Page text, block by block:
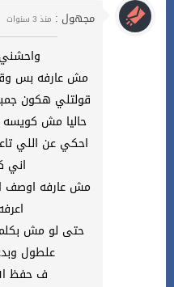
مجهول : منذ 3 سنوات
مش عارفه بس
قولتلي هكون
حاليا مش
احكي عن اللي
اني
مش عارفه اوصف
حتى لو مش
علطول
ف حفظ